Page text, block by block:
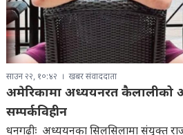
साउन २२, १०:४२ खबर संवाददाता
अमेरिकामा अध्ययनरत कैलालीको
सम्पर्कविहीन
धनगढीः अध्ययनका सिलसिलामा संयुक्त